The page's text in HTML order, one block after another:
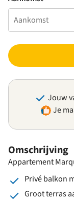
Omschrijving
Appartement
Privé balkon
Groot terras
Jouw
Je